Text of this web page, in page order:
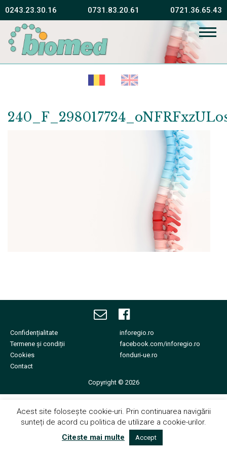
0243.23.30.16 0731.83.20.61 0721.36.65.43
Fără sănătate fericirea este imposibilă
Confidențialitate
Termene și condiții
Cookies
Contact
inforegio.ro
facebook.com/inforegio.ro
fonduri-ue.ro
Copyright © 2026
Acest site folosește cookie-uri. Prin continuarea navigării
sunteți de acord cu politica de utilizare a cookie-urilor.
Citeste mai multe
Accept